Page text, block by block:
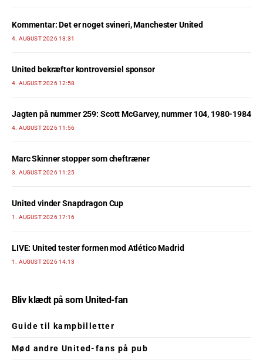
Kommentar: Det er noget svineri, Manchester United
4. AUGUST 2026 13:31
United bekræfter kontroversiel sponsor
4. AUGUST 2026 12:58
Jagten på nummer 259: Scott McGarvey, nummer 104, 1980-1984
4. AUGUST 2026 11:56
Marc Skinner stopper som cheftræner
3. AUGUST 2026 11:25
United vinder Snapdragon Cup
1. AUGUST 2026 17:16
LIVE: United tester formen mod Atlético Madrid
1. AUGUST 2026 14:13
Bliv klædt på som United-fan
Guide til kampbilletter
Mød andre United-fans på pub